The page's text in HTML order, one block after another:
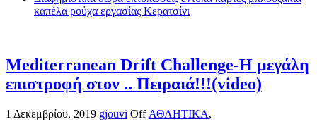
καπέλα ρούχα εργασίας Κερατσίνι
Mediterranean Drift Challenge-Η μεγάλη
επιστροφή στον .. Πειραιά!!!(video)
1 Δεκεμβρίου, 2019 gjouvi Off ΑΘΛΗΤΙΚΑ,